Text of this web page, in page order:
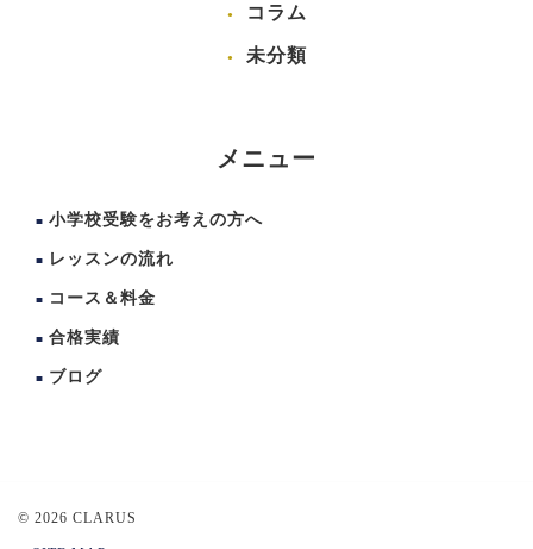
コラム
未分類
メニュー
小学校受験をお考えの方へ
レッスンの流れ
コース＆料金
合格実績
ブログ
© 2026 CLARUS